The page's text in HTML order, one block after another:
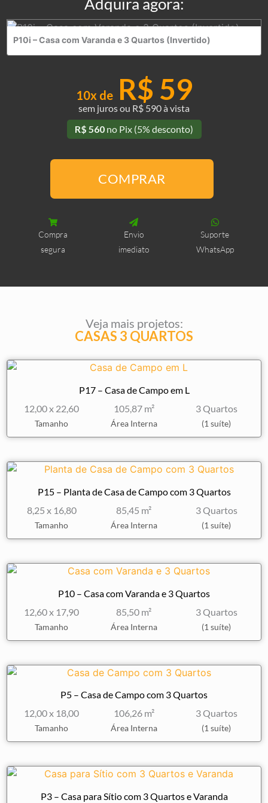
P10i – Casa com Varanda e 3 Quartos (Invertido)
10x de R$ 59
sem juros ou R$ 590 à vista
R$ 560 no Pix (5% desconto)
-
e
3
Quartos
COMPRAR
Compra
segura
Envio
imediato
Suporte
WhatsApp
Veja mais projetos:
CASAS 3 QUARTOS
P17 – Casa de Campo em L
12,00 x 22,60
Tamanho
105,87 m²
Área Interna
3 Quartos
(1 suíte)
P15 – Planta de Casa de Campo com 3 Quartos
8,25 x 16,80
Tamanho
85,45 m²
Área Interna
3 Quartos
(1 suíte)
P10 – Casa com Varanda e 3 Quartos
12,60 x 17,90
Tamanho
85,50 m²
Área Interna
3 Quartos
(1 suíte)
P5 – Casa de Campo com 3 Quartos
12,00 x 18,00
Tamanho
106,26 m²
Área Interna
3 Quartos
(1 suíte)
P3 – Casa para Sítio com 3 Quartos e Varanda